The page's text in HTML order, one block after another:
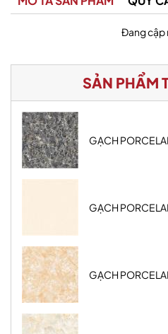
Đang cập
SẢN PHẨM
GẠCH
GẠCH
GẠCH